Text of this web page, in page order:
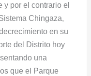
por el contrario el
Chingaza,
en su
del Distrito hoy
una
que el Parque